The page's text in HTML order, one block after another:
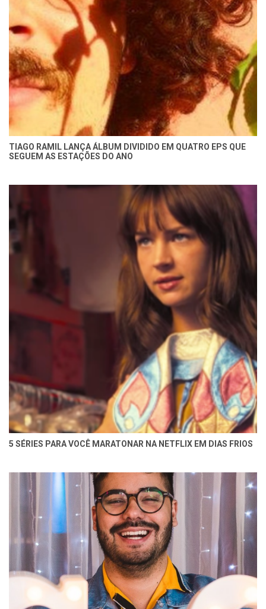
TIAGO RAMIL LANÇA ÁLBUM DIVIDIDO EM QUATRO EPS QUE
SEGUEM AS ESTAÇÕES DO ANO
5 SÉRIES PARA VOCÊ MARATONAR NA NETFLIX EM DIAS FRIOS